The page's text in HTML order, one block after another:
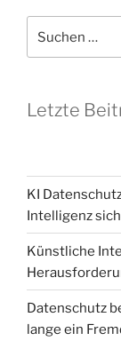
nach:
Letzte
KI
Intelligenz
Künstliche
Datenschutz
lange ein